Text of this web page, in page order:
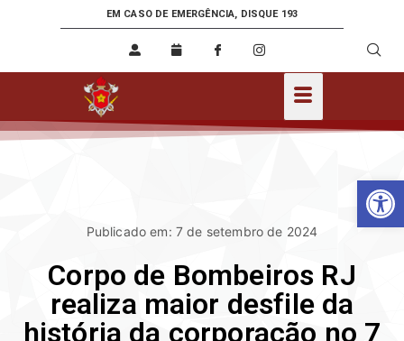
EM CASO DE EMERGÊNCIA, DISQUE 193
Publicado em: 7 de setembro de 2024
Corpo de Bombeiros RJ
realiza maior desfile da
história da corporação no 7